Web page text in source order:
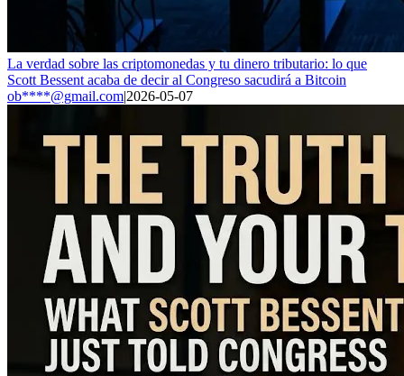
La verdad sobre las criptomonedas y tu dinero tributario: lo que
Scott Bessent acaba de decir al Congreso sacudirá a Bitcoin
ob****@gmail.com|2026-05-07